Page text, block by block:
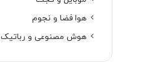
هوا فضا و نجوم
هوش مصنوعی و رباتیک